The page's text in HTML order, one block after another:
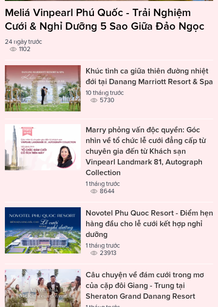
Meliá Vinpearl Phú Quốc - Trải Nghiệm
Cưới & Nghỉ Dưỡng 5 Sao Giữa Đảo Ngọc
24 ngày trước
1102
Khúc tình ca giữa thiên đường nhiệt
đới tại Danang Marriott Resort & Spa
10 tháng trước
5730
Marry phỏng vấn độc quyền: Góc
nhìn về tổ chức lễ cưới đẳng cấp từ
chuyên gia đến từ Khách sạn
Vinpearl Landmark 81, Autograph
Collection
1 tháng trước
8644
Novotel Phu Quoc Resort - Điểm hẹn
hàng đầu cho lễ cưới kết hợp nghỉ
dưỡng
1 tháng trước
23913
Câu chuyện về đám cưới trong mơ
của cặp đôi Giang - Trung tại
Sheraton Grand Danang Resort